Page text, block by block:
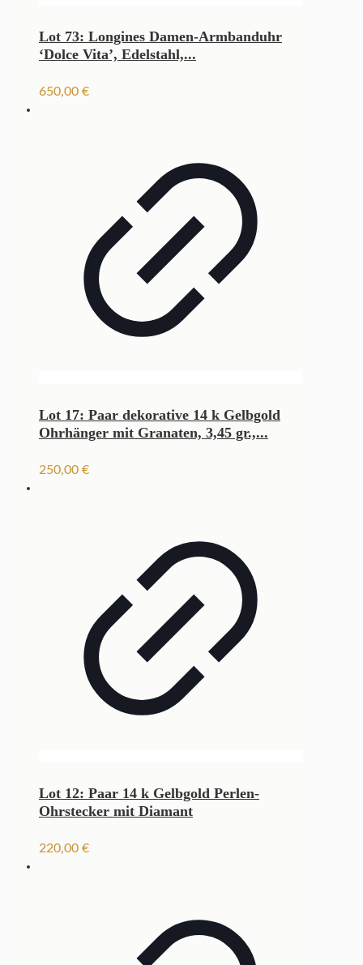
Lot 73: Longines Damen-Armbanduhr
‘Dolce Vita’, Edelstahl,...
650,00 €
Lot 17: Paar dekorative 14 k Gelbgold
Ohrhänger mit Granaten, 3,45 gr.,...
250,00 €
Lot 12: Paar 14 k Gelbgold Perlen-
Ohrstecker mit Diamant
220,00 €